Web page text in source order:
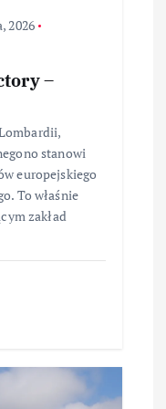
2026
–
stanowi
europejskiego
To właśnie
zakład